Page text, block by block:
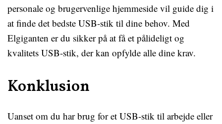
personale og brugervenlige hjemmeside vil guide dig i
at finde det bedste USB-stik til dine behov. Med
Elgiganten er du sikker på at få et pålideligt og
kvalitets USB-stik, der kan opfylde alle dine krav.
Konklusion
Uanset om du har brug for et USB-stik til arbejde eller